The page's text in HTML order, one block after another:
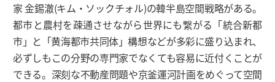
家 金錫澈(キム・ソックチォル)の韓半島空間戦略がある。
都市と農村を疎通させながら世界にも繋がる「統合新都
市」と「黄海都市共同体」構想などが多彩に盛り込まれ、
必ずしもこの分野の専門家でなくても容易に近付くことが
できる。深刻な不動産問題や京釜運河計画をめぐって空間